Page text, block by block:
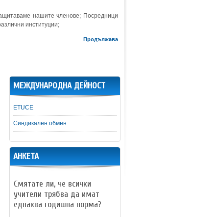
нашите членове; Посредници
институции;
Продължава
МЕЖДУНАРОДНА ДЕЙНОСТ
ETUCE
Синдикален обмен
АНКЕТА
Смятате ли, че всички
учители трябва да имат
еднаква годишна норма?